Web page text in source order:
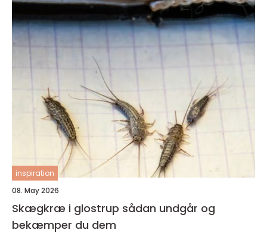
inspiration
08. May 2026
Skægkræ i glostrup sådan undgår og
bekæmper du dem